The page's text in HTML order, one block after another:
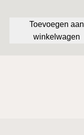
Toevoegen aan
winkelwagen